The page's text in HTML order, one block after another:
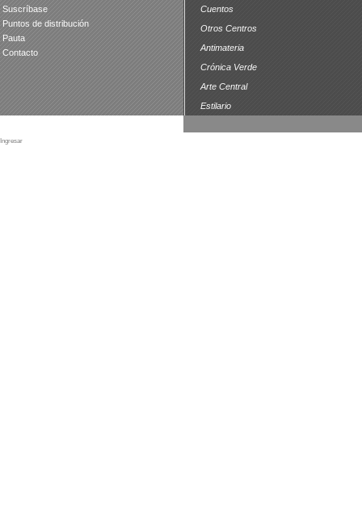
Suscríbase
Puntos de distribución
Pauta
Contacto
Cuentos
Otros Centros
Antimateria
Crónica Verde
Arte Central
Estilario
Ingresar